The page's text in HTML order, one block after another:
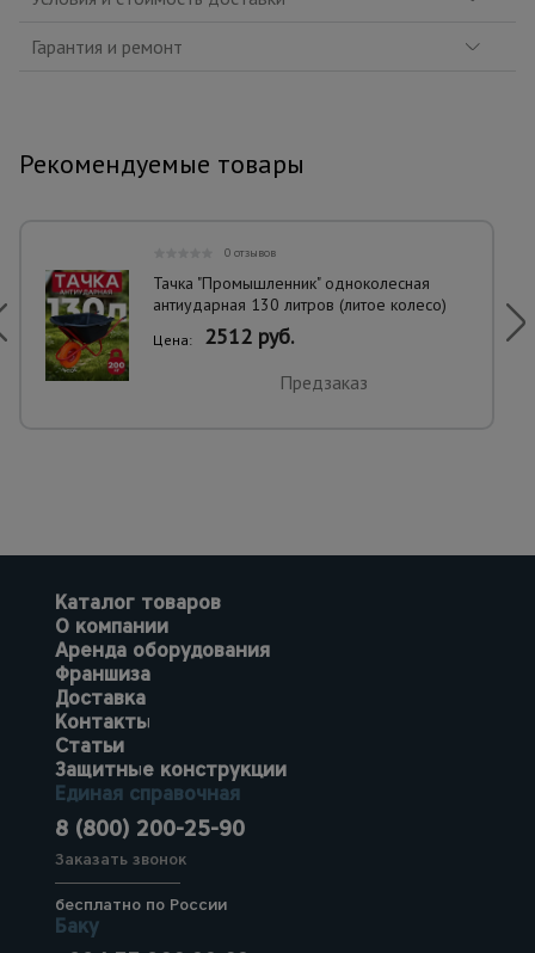
Гарантия и ремонт
Рекомендуемые товары
0 отзывов
Тачка "Промышленник" одноколесная
антиударная 130 литров (литое колесо)
Цена: 2512 руб.
Предзаказ
Каталог товаров
О компании
Аренда оборудования
Франшиза
Доставка
Контакты
Статьи
Защитные конструкции
Единая справочная
8 (800) 200-25-90
Заказать звонок
бесплатно по России
Баку